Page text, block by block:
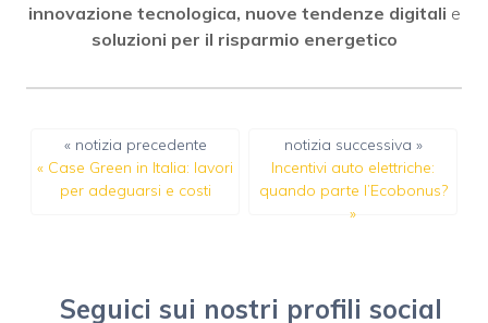
innovazione tecnologica, nuove tendenze digitali e
soluzioni per il risparmio energetico
« notizia precedente
« Case Green in Italia: lavori
per adeguarsi e costi
notizia successiva »
Incentivi auto elettriche:
quando parte l’Ecobonus?
»
Seguici sui nostri profili social